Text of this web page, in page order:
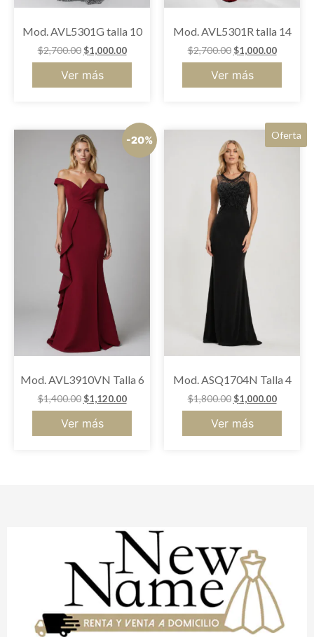
Mod. AVL5301G talla 10
$2,700.00 $1,000.00
Ver más
Mod. AVL5301R talla 14
$2,700.00 $1,000.00
Ver más
-20%
Mod. AVL3910VN Talla 6
$1,400.00 $1,120.00
Ver más
Oferta
Mod. ASQ1704N Talla 4
$1,800.00 $1,000.00
Ver más